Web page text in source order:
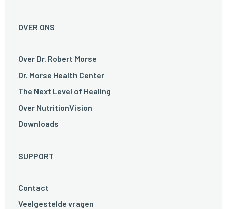
OVER ONS
Over Dr. Robert Morse
Dr. Morse Health Center
The Next Level of Healing
Over NutritionVision
Downloads
SUPPORT
Contact
Veelgestelde vragen